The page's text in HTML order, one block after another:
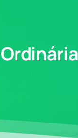
Ordinária